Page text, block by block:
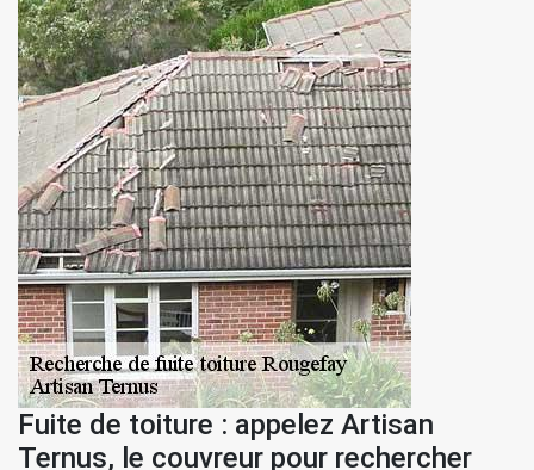
Fuite de toiture : appelez Artisan
Ternus, le couvreur pour rechercher